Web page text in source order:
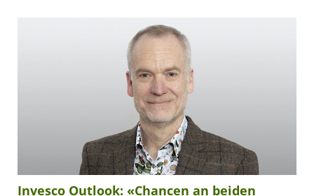
Invesco Outlook: «Chancen an beiden